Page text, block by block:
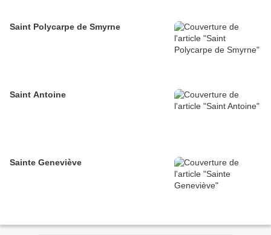
Saint Polycarpe de Smyrne
Saint Antoine
Sainte Geneviève